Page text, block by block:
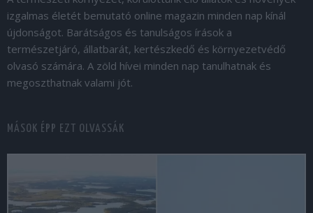
izgalmas életét bemutató online magazin minden nap kínál
újdonságot. Barátságos és tanulságos írások a
természetjáró, állatbarát, kertészkedő és környezetvédő
olvasó számára. A zöld hívei minden nap tanulhatnak és
megoszthatnak valami jót.
MÁSOK ÉPP EZT OLVASSÁK